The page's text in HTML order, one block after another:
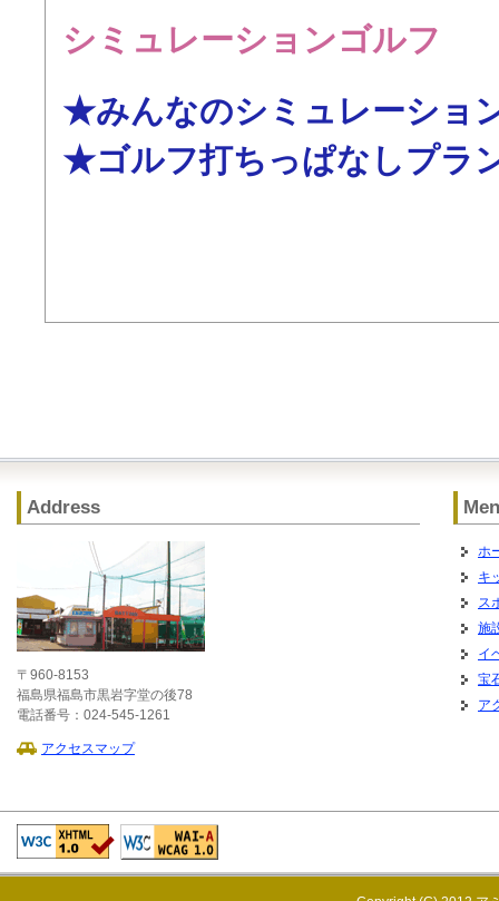
シミュレーションゴルフ
★みんなのシミュレーショ
★ゴルフ打ちっぱなしプラ
Address
〒960-8153
福島県福島市黒岩字堂の後78
電話番号：024-545-1261
アクセスマップ
ホ
キ
ス
施
イ
宝
ア